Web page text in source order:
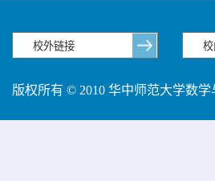
版权所有 © 2010 华中师范大学数